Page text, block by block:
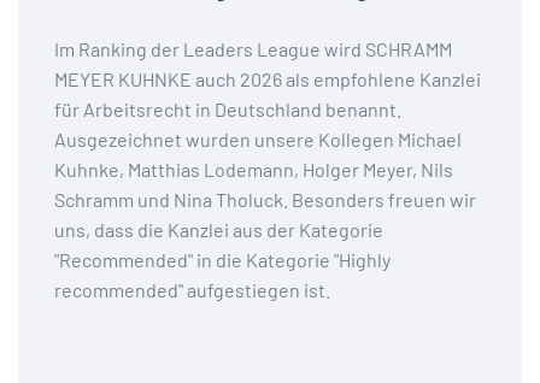
Im Ranking der Leaders League wird SCHRAMM
MEYER KUHNKE auch 2026 als empfohlene Kanzlei
für Arbeitsrecht in Deutschland benannt.
Ausgezeichnet wurden unsere Kollegen Michael
Kuhnke, Matthias Lodemann, Holger Meyer, Nils
Schramm und Nina Tholuck. Besonders freuen wir
uns, dass die Kanzlei aus der Kategorie
"Recommended" in die Kategorie "Highly
recommended" aufgestiegen ist.